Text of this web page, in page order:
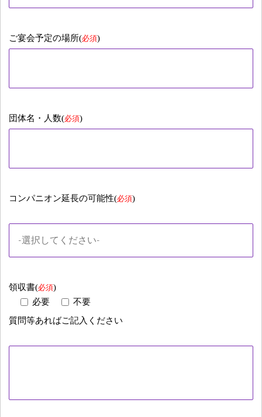
ご宴会予定の場所(必須)
団体名・人数(必須)
コンパニオン延長の可能性(必須)
領収書(必須)
必要
不要
質問等あればご記入ください